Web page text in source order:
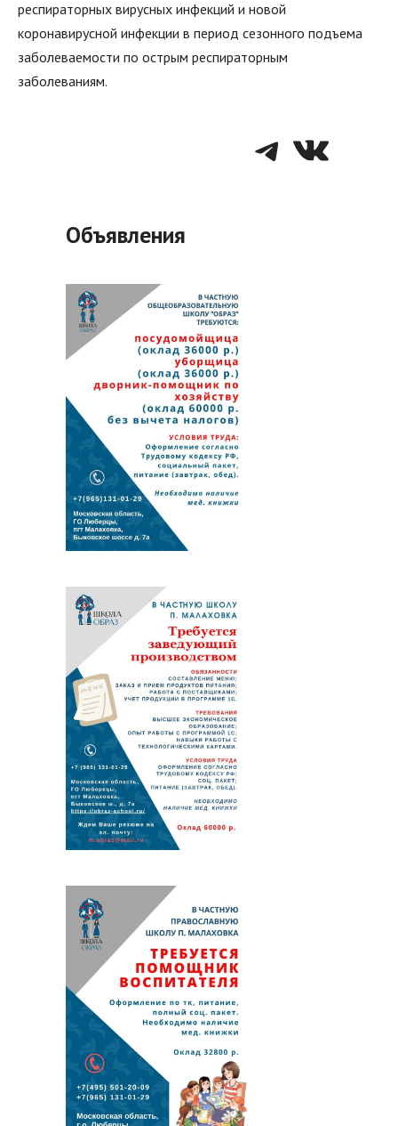
респираторных вирусных инфекций и новой
коронавирусной инфекции в период сезонного подъема
заболеваемости по острым респираторным
заболеваниям.
VK
Объявления